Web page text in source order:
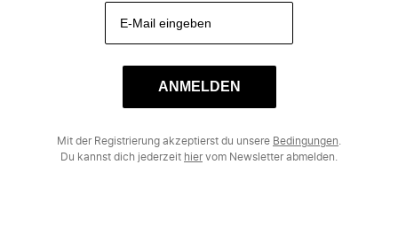
ANMELDEN
Mit der Registrierung akzeptierst du unsere Bedingungen
Du kannst dich jederzeit hiervom Newsletter abmelden.